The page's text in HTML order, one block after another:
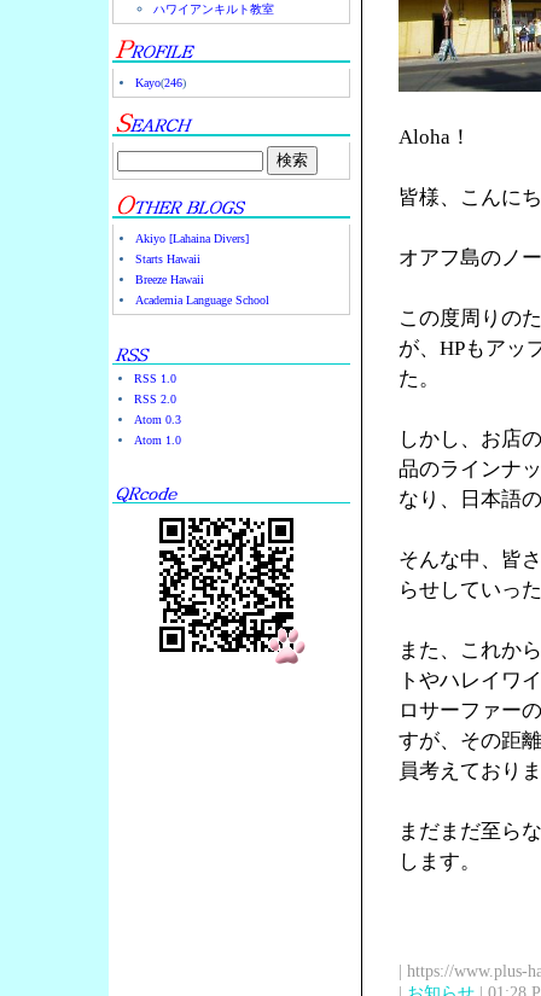
ハワイアンキルト教室
Kayo(246)
Akiyo [Lahaina Divers]
Starts Hawaii
Breeze Hawaii
Academia Language School
RSS 1.0
RSS 2.0
Atom 0.3
Atom 1.0
Aloha！
皆様、こんに
オアフ島のノ
この度周りの
が、HPもアッ
た。
しかし、お店
品のラインナ
なり、日本語
そんな中、皆
らせしていっ
また、これか
トやハレイワ
ロサーファー
すが、その距
員考えており
まだまだ至ら
します。
| https://www.plus-